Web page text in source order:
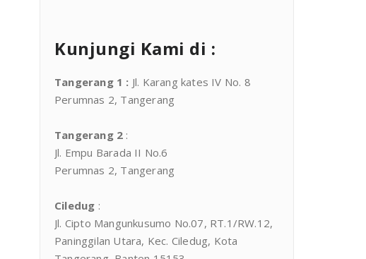
Kunjungi Kami di :
Tangerang 1 : Jl. Karang kates IV No. 8
Perumnas 2, Tangerang
Tangerang 2 :
Jl. Empu Barada II No.6
Perumnas 2, Tangerang
Ciledug :
Jl. Cipto Mangunkusumo No.07, RT.1/RW.12,
Paninggilan Utara, Kec. Ciledug, Kota